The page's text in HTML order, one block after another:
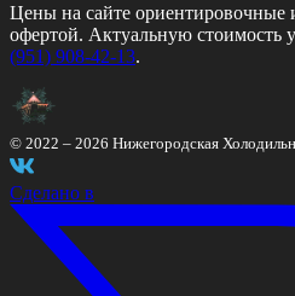
Цены на сайте ориентировочные
офертой. Актуальную стоимость
(951) 908-42-13.
© 2022 – 2026 Нижегородская
Сделано в